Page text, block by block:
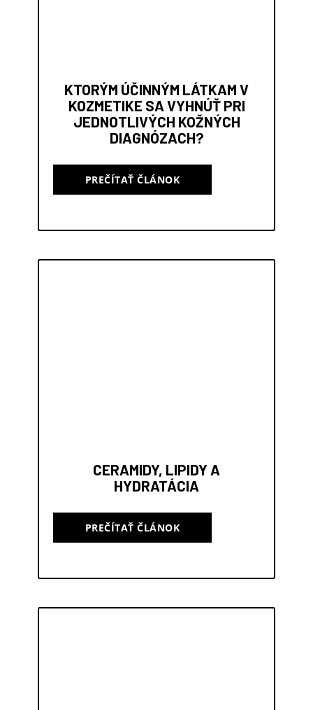
KTORÝM ÚČINNÝM LÁTKAM V
KOZMETIKE SA VYHNÚŤ PRI
JEDNOTLIVÝCH KOŽNÝCH
DIAGNÓZACH?
PREČÍTAŤ ČLÁNOK
CERAMIDY, LIPIDY A
HYDRATÁCIA
PREČÍTAŤ ČLÁNOK